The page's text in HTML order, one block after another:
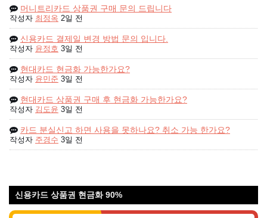
머니트리카드 상품권 구매 문의 드립니다
작성자 최정옥 2일 전
신용카드 결제일 변경 방법 문의 입니다.
작성자 윤정호 3일 전
현대카드 현금화 가능한가요?
작성자 윤민준 3일 전
현대카드 상품권 구매 후 현금화 가능한가요?
작성자 김도윤 3일 전
카드 분실신고 하면 사용을 못하나요? 취소 가능 한가요?
작성자 주경수 3일 전
신용카드 상품권 현금화 90%